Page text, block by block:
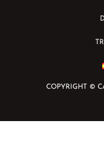
COPYRIGHT ©